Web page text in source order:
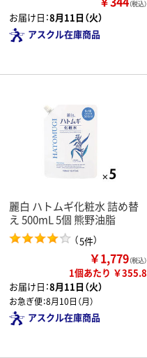
（税込）
お届け日：8月11日（火）
アスクル在庫商品
麗白 ハトムギ化粧水 詰め替
え 500mL 5個 熊野油脂
（5件）
￥1,779（税込）
1個あたり ￥355.8
お届け日：8月11日（火）
お急ぎ便：8月10日（月）
アスクル在庫商品